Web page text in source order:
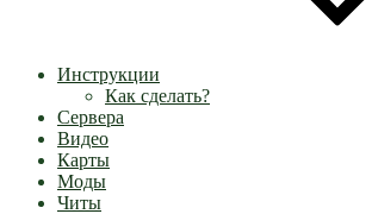
Инструкции
Как сделать?
Сервера
Видео
Карты
Моды
Читы